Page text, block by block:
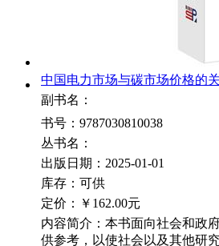
中国电力市场与碳市场价格的
副书名：
书号：9787030810038
丛书名：
出版日期：2025-01-01
库存：可供
定价：
￥162.00元
内容简介：本书面向社会和政
供参考，以使社会以及其他研